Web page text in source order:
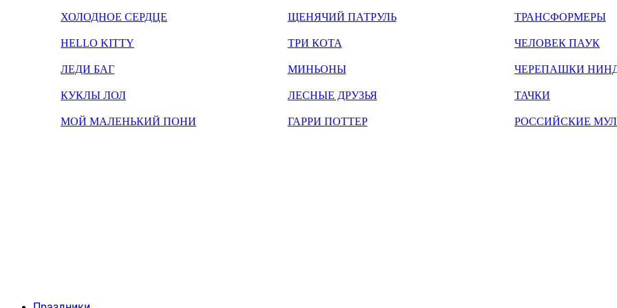
ХОЛОДНОЕ СЕРДЦЕ
HELLO KITTY
ЛЕДИ БАГ
КУКЛЫ ЛОЛ
МОЙ МАЛЕНЬКИЙ ПОНИ
ЩЕНЯЧИЙ ПАТРУЛЬ
ТРИ КОТА
МИНЬОНЫ
ЛЕСНЫЕ ДРУЗЬЯ
ГАРРИ ПОТТЕР
ТРАНСФОРМЕРЫ
ЧЕЛОВЕК ПАУК
ЧЕРЕПАШКИ
ТАЧКИ
РОССИЙСКИЕ